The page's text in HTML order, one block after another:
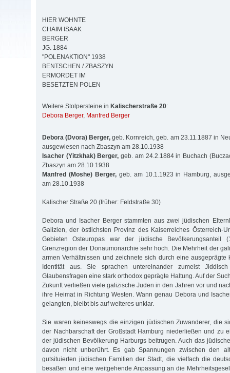
HIER WOHNTE
CHAIM ISAAK
BERGER
JG. 1884
"POLENAKTION" 1938
BENTSCHEN / ZBASZYN
ERMORDET IM
BESETZTEN POLEN
Weitere Stolpersteine in Kalischerstraße 20:
Debora Berger, Manfred Berger
Debora (Dvora) Berger, geb. Kornreich, geb. am 23.11.1887 in
ausgewiesen nach Zbaszyn am 28.10.1938
Isacher (Yitzkhak) Berger, geb. am 24.2.1884 in Buchach
Zbaszyn am 28.10.1938
Manfred (Moshe) Berger,geb. am 10.1.1923 in Hamburg,
am 28.10.1938
Kalischer Straße 20 (früher: Feldstraße 30)
Debora und Isacher Berger stammten aus zwei jüdischen
Galizien, der östlichsten Provinz des Kaiserreiches Österreich-
Gebieten Osteuropas war der jüdische Bevölkerungsanteil
Grenzregion der Donaumonarchie sehr hoch. Die Mehrheit der
armen Verhältnissen und zeichnete sich durch eine ausgeprägte
Identität aus. Sie sprachen untereinander zumeist
Glaubensfragen eine stark orthodox geprägte Haltung. Auf der
Zukunft verließen viele galizische Juden in den Jahren vor und
ihre Heimat in Richtung Westen. Wann genau Debora und
gelangten, bleibt bis auf weiteres unklar.
Sie waren keineswegs die einzigen jüdischen Zuwanderer, die
der Nachbarschaft der Großstadt Hamburg niederließen und zu
der jüdischen Bevölkerung Harburgs beitrugen. Auch das
davon nicht unberührt. Es gab Spannungen zwischen den
gutsituierten jüdischen Familien der Stadt, die vielfach die
besaßen und eine weitgehende Anpassung an die